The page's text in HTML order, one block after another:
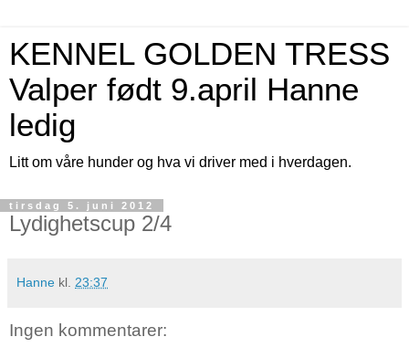
KENNEL GOLDEN TRESS
Valper født 9.april Hanne
ledig
Litt om våre hunder og hva vi driver med i hverdagen.
tirsdag 5. juni 2012
Lydighetscup 2/4
Hanne kl. 23:37
Ingen kommentarer: